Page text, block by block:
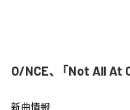
O/NCE、「Not All At
新曲情報